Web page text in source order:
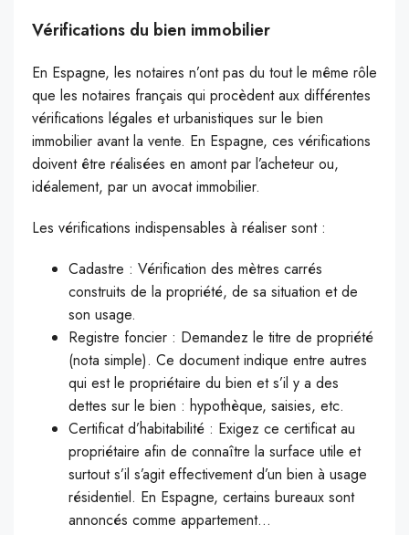
Vérifications du bien immobilier
En Espagne, les notaires n’ont pas du tout le même rôle
que les notaires français qui procèdent aux différentes
vérifications légales et urbanistiques sur le bien
immobilier avant la vente. En Espagne, ces vérifications
doivent être réalisées en amont par l’acheteur ou,
idéalement, par un avocat immobilier.
Les vérifications indispensables à réaliser sont :
Cadastre : Vérification des mètres carrés
construits de la propriété, de sa situation et de
son usage.
Registre foncier : Demandez le titre de propriété
(nota simple). Ce document indique entre autres
qui est le propriétaire du bien et s’il y a des
dettes sur le bien : hypothèque, saisies, etc.
Certificat d’habitabilité : Exigez ce certificat au
propriétaire afin de connaître la surface utile et
surtout s’il s’agit effectivement d’un bien à usage
résidentiel. En Espagne, certains bureaux sont
annoncés comme appartement…